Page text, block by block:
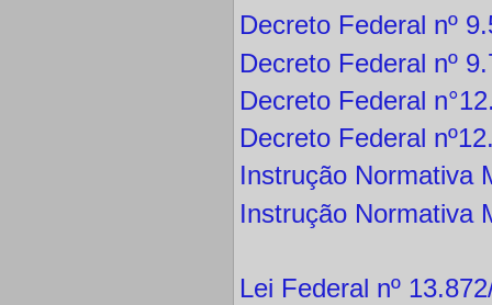
Decreto Federal nº
Decreto Federal nº
Decreto Federal
Decreto Federal
Instrução Normativa
Instrução Normativa
Lei Federal nº